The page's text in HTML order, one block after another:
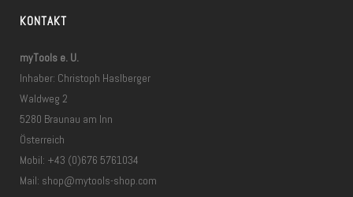
KONTAKT
myTools e. U.
Inhaber: Christoph Haslberger
Waldweg 2
5280 Braunau am Inn
Österreich
Mobil: +43 (0)676 5761034
Mail: shop@mytools-shop.com